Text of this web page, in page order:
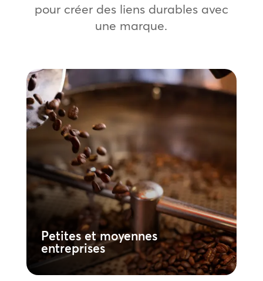
pour créer des liens durables avec
une marque.
Petites et moyennes
entreprises
Petites et moyennes entreprises
Faites une première impression
inoubliable. Nos solutions olfactives à fort
impact stimulent l’humeur, encouragent
les séjours prolongés et augmentent
instantanément la valeur de votre
marque, tout en restant abordables et
faciles à gérer.
En savoir plus